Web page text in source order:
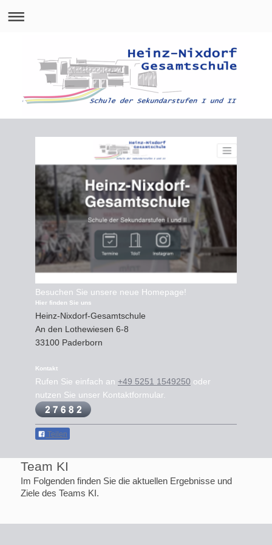
Besuchen Sie unsere neue Homepage!
Hier finden Sie uns
Heinz-Nixdorf-Gesamtschule
An den Lothewiesen 6-8
33100 Paderborn
Kontakt
Rufen Sie einfach an +49 5251 1549250 oder
nutzen Sie unser Kontaktformular.
Teilen
Team KI
Im Folgenden finden Sie die aktuellen Ergebnisse und
Ziele des Teams KI.